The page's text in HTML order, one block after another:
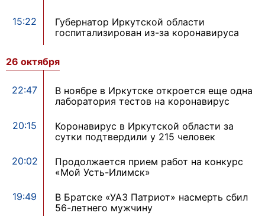
15:22
Губернатор Иркутской области
госпитализирован из-за коронавируса
26 октября
22:47
В ноябре в Иркутске откроется еще одна
лаборатория тестов на коронавирус
20:15
Коронавирус в Иркутской области за
сутки подтвердили у 215 человек
20:02
Продолжается прием работ на конкурс
«Мой Усть-Илимск»
19:49
В Братске «УАЗ Патриот» насмерть сбил
56-летнего мужчину